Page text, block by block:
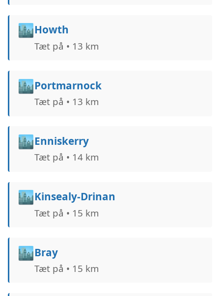
🏙️Howth
Tæt på • 13 km
🏙️Portmarnock
Tæt på • 13 km
🏙️Enniskerry
Tæt på • 14 km
🏙️Kinsealy-Drinan
Tæt på • 15 km
🏙️Bray
Tæt på • 15 km